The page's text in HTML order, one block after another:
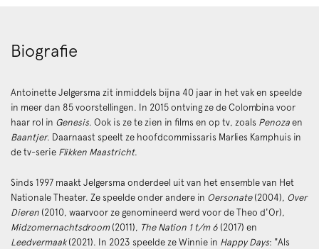
Biografie
Antoinette Jelgersma zit inmiddels bijna 40 jaar in het vak en speelde
in meer dan 85 voorstellingen. In 2015 ontving ze de Colombina voor
haar rol in Genesis. Ook is ze te zien in films en op tv, zoals Penoza en
Baantjer. Daarnaast speelt ze hoofdcommissaris Marlies Kamphuis in
de tv-serie Flikken Maastricht.
Sinds 1997 maakt Jelgersma onderdeel uit van het ensemble van Het
Nationale Theater. Ze speelde onder andere in Oersonate(2004), Over
Dieren (2010, waarvoor ze genomineerd werd voor de Theo d'Or),
Midzomernachtsdroom(2011), The Nation 1 t/m 6 (2017) en
Leedvermaak(2021). In 2023 speelde ze Winnie in Happy Days: "Als
Zoom
in